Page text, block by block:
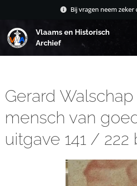
Bij vragen neem zeker
Vlaams en Historisch
Archief
Gerard
mensch van
uitgave 141 / 222